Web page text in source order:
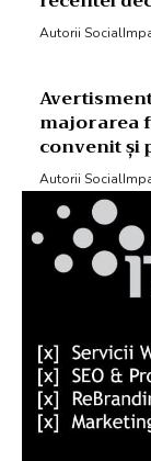
Autorii
majorarea
convenit și
Autorii